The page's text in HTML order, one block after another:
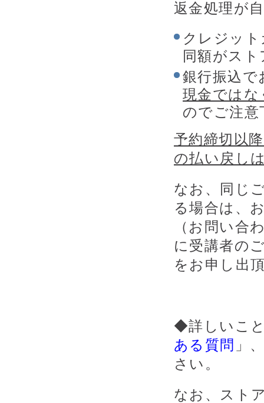
返金処理が
クレジッ
同額がス
銀行振込で
現金では
のでご注意
予約締切以
の払い戻し
なお、同じ
る場合は、
（お問い合
に受講者の
をお申し出
◆詳しいこ
ある質問 」
さい。
なお、スト